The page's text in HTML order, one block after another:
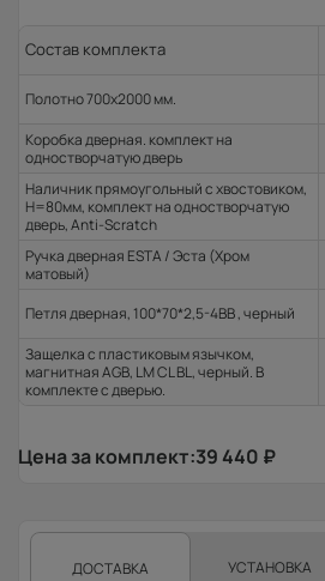
Состав комплекта
Полотно 700x2000 мм.
Коробка дверная. комплект на
одностворчатую дверь
Наличник прямоугольный с хвостовиком,
H=80мм, комплект на одностворчатую
дверь, Anti-Scratch
Ручка дверная ESTA / Эста (Хром
матовый)
Петля дверная, 100*70*2,5-4ВВ , черный
Защелка с пластиковым язычком,
магнитная AGB, LM CL BL, черный. В
комплекте с дверью.
Цена за комплект:39 440 ₽
ДОСТАВКА УСТАНОВКА